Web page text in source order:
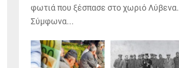
φωτιά που ξέσπασε στο χωριό Λύβενα.
Σύμφωνα...